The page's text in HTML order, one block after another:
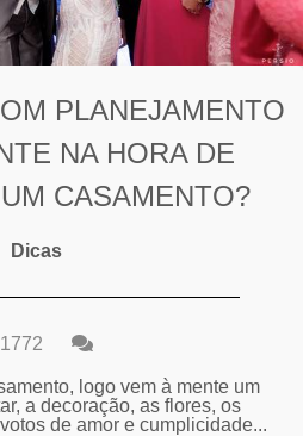
PLANEJAMENTO
NA HORA DE
CASAMENTO?
Dicas
1772
logo vem à mente um
a decoração, as flores, os
de amor e cumplicidade...